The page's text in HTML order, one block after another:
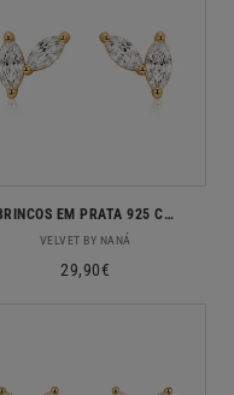
BRINCOS EM PRATA 925 COM 2 ZIRCONIAS
Fornecedor:
VELVET BY NANÁ
Preço
29,90€